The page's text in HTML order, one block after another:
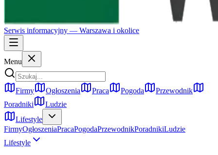
Serwis informacyjny — Warszawa i okolice
Menu
Firmy Ogłoszenia Praca Pogoda
Przewodnik
Poradniki
Ludzie
Lifestyle
FirmyOgłoszeniaPracaPogodaPrzewodnikPoradnikiLudzie
Lifestyle